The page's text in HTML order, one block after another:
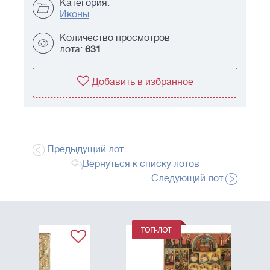
Категория:
Иконы
Количество просмотров
лота: 631
Добавить в избранное
Предыдущий лот
Вернуться к списку лотов
Следующий лот